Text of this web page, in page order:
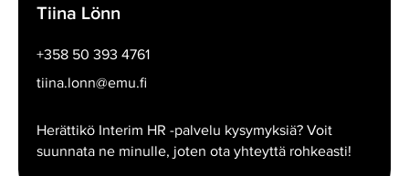
Tiina Lönn
+358 50 393 4761
tiina.lonn@emu.fi
Herättikö Interim HR -palvelu kysymyksiä? Voit
suunnata ne minulle, joten ota yhteyttä rohkeasti!